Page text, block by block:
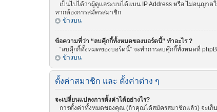
เป็นไปได้ว่าผู้ดูแลระบบได้แบน IP Address หรือ ไม่อนุญาต
หากต้องการสมัครสมาชิก
ข้างบน
ข้อความที่ว่า “ลบคุีกกี้ทั้งหมดของบอร์ดนี้” ทำอะไร ?
“ลบคุีกกี้ทั้งหมดของบอร์ดนี้” จะทำการลบคุ๊กกี๊ทั้งหมดที่
ข้างบน
ตั้งค่าสมาชิก และ ตั้งค่าต่าง ๆ
จะเปลี่ยนแปลงการตั้งค่าได้อย่างไร?
การตั้งค่าทั้งหมดของคุณ (ถ้าคุณได้สมัครสมาชิกแล้ว) จะเก็